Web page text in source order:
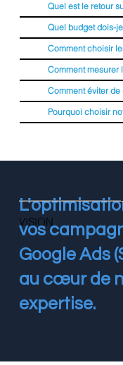
Quel est le retour
Quel budget dois-
Comment choisir
Comment mesurer
Comment éviter
Pourquoi choisir
VISION
vos
Google Ads
au cœur de
expertise.